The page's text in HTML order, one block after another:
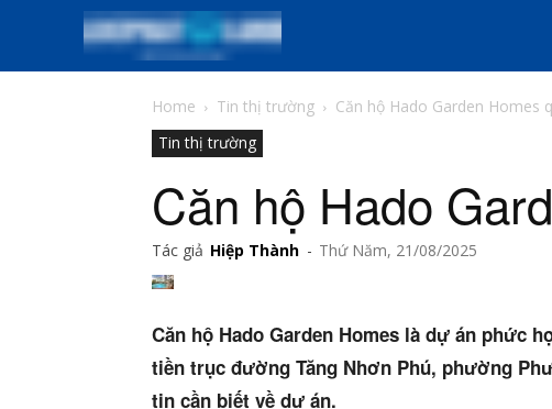
Phiên
Home Tin thị trường
Căn hộ Hado Garden Homes
Tin thị trường
Căn hộ Hado
Tác giả Hiệp Thành - Thứ Năm, 21/08/2025